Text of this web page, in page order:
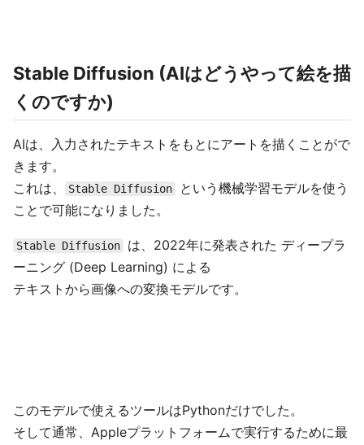
Stable Diffusion (AIはどうやって絵を描
くのですか)
AIは、入力されたテキストをもとにアートを描くことがで
きます。
これは、
Stable Diffusion
という機械学習モデルを使う
ことで可能になりました。
Stable Diffusion
は、2022年に発表された ディープラ
ーニング (Deep Learning) による
テキストから画像への変換モデルです。
このモデルで使えるツールはPythonだけでした。
そして通常、Appleプラットフォームで実行するために最